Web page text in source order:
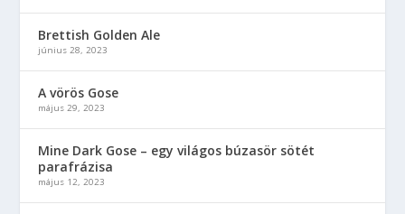
Brettish Golden Ale
június 28, 2023
A vörös Gose
május 29, 2023
Mine Dark Gose – egy világos búzasör sötét
parafrázisa
május 12, 2023